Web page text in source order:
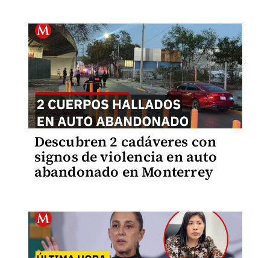
Descubren 2 cadáveres con
signos de violencia en auto
abandonado en Monterrey